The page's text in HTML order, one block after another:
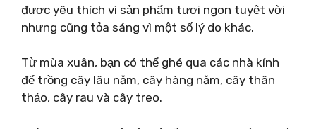
được yêu thích vì sản phẩm tươi ngon tuyệt vời
nhưng cũng tỏa sáng vì một số lý do khác.
Từ mùa xuân, bạn có thể ghé qua các nhà kính
để trồng cây lâu năm, cây hàng năm, cây thân
thảo, cây rau và cây treo.